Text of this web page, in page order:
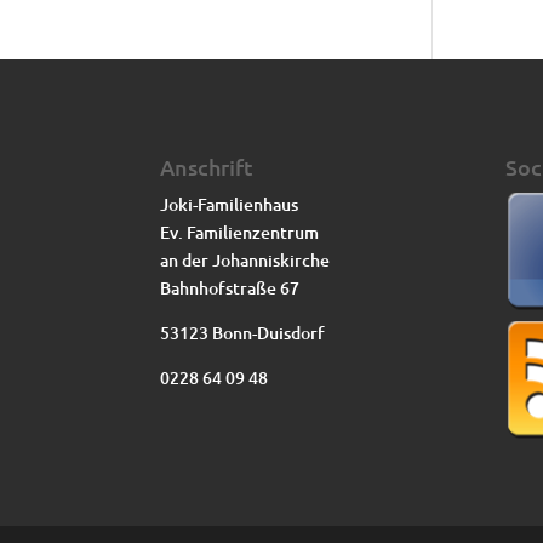
Anschrift
Joki-Familienhaus
Ev. Familienzentrum
an der Johanniskirche
Bahnhofstraße 67
53123 Bonn-Duisdorf
0228 64 09 48